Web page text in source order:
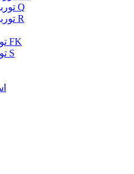
توربین بادی عمودی Q
توربین بادی عمودی R
توربین بادی افقی FK
توربین بادی افقی S